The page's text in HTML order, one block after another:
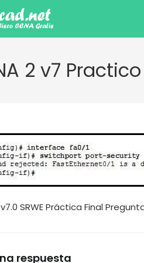
2 v7 Practico
SRWE Práctica Final
respuesta